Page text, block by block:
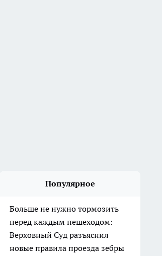
Популярное
Больше не нужно тормозить
перед каждым пешеходом:
Верховный Суд разъяснил
новые правила проезда зебры